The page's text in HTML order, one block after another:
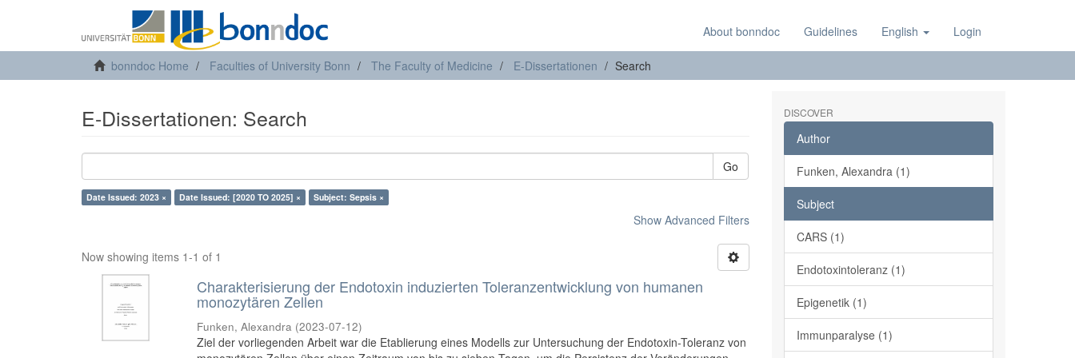
About bonndoc Guidelines English Login
bonndoc Home Faculties of University Bonn The Faculty of Medicine E-Dissertationen Search
E-Dissertationen: Search
Go
Date Issued: 2023 × Date Issued: [2020 TO 2025] × Subject: Sepsis ×
Show Advanced Filters
Now showing items 1-1 of 1
Charakterisierung der Endotoxin induzierten Toleranzentwicklung von humanen
monozytären Zellen
Funken, Alexandra (2023-07-12)
Ziel der vorliegenden Arbeit war die Etablierung eines Modells zur Untersuchung der Endotoxin-Toleranz von
DISCOVER
Author
Funken, Alexandra (1)
Subject
CARS (1)
Endotoxintoleranz (1)
Epigenetik (1)
Immunparalyse (1)